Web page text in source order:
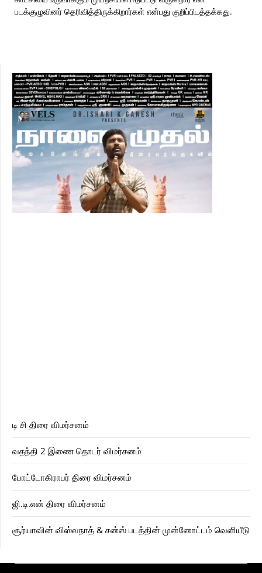
படக்குழுவினர் தெரிவித்திருக்கிறார்கள் என்பது குறிப்பிடத்தக்கது.
டி சி திரை விமர்சனம்
வதந்தி 2 இணை தொடர் விமர்சனம்
போட்டோகிராபர் திரை விமர்சனம்
ஜி.டி.என் திரை விமர்சனம்
சூர்யாவின் விஸ்வநாத் & சன்ஸ் படத்தின் முன்னோட்டம் வெளியீடு